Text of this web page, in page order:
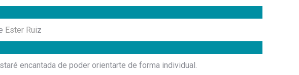
Ester Ruiz
encantada de poder orientarte de forma individual.